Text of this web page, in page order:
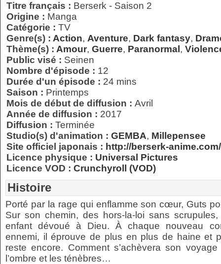
Titre français : Berserk - Saison 2
Origine : Manga
Catégorie : TV
Genre(s) : Action, Aventure, Dark fantasy,
Thème(s) : Amour, Guerre, Paranormal ,
Public visé : Seinen
Nombre d'épisode : 12
Durée d'un épisode : 24 mins
Saison : Printemps
Mois de début de diffusion : Avril
Année de diffusion : 2017
Diffusion : Terminée
Studio(s) d'animation : GEMBA, Millepensee
Site officiel japonais : http://berserk-anime.com/
Licence physique : Universal Pictures
Licence VOD : Crunchyroll (VOD)
Histoire
Porté par la rage qui enflamme son cœur, Guts
Sur son chemin, des hors-la-loi sans
enfant dévoué à Dieu. À chaque nouveau
ennemi, il éprouve de plus en plus de haine et
reste encore. Comment s’achèvera son
l’ombre et les ténèbres…